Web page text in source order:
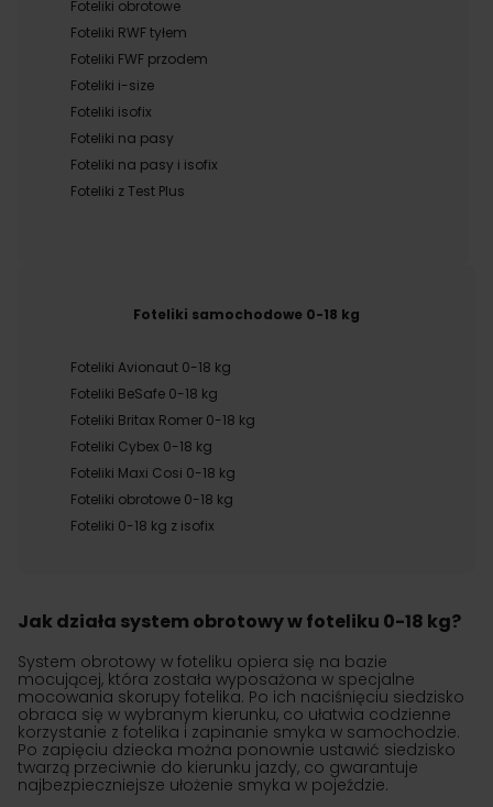
Foteliki obrotowe
Foteliki RWF tyłem
Foteliki FWF przodem
Foteliki i-size
Foteliki isofix
Foteliki na pasy
Foteliki na pasy i isofix
Foteliki z Test Plus
Foteliki samochodowe 0-18 kg
Foteliki Avionaut 0-18 kg
Foteliki BeSafe 0-18 kg
Foteliki Britax Romer 0-18 kg
Foteliki Cybex 0-18 kg
Foteliki Maxi Cosi 0-18 kg
Foteliki obrotowe 0-18 kg
Foteliki 0-18 kg z isofix
Jak działa system obrotowy w foteliku 0-18 kg?
System obrotowy w foteliku opiera się na bazie
mocującej, która została wyposażona w specjalne
mocowania skorupy fotelika. Po ich naciśnięciu siedzisko
obraca się w wybranym kierunku, co ułatwia codzienne
korzystanie z fotelika i zapinanie smyka w samochodzie.
Po zapięciu dziecka można ponownie ustawić siedzisko
twarzą przeciwnie do kierunku jazdy, co gwarantuje
najbezpieczniejsze ułożenie smyka w pojeździe.